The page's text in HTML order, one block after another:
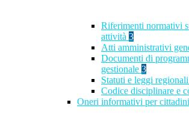
Riferimenti normativi
attività 3
Atti amministrativi
Documenti di
gestionale 3
Statuti e leggi regionali
Codice disciplinare e
Oneri informativi per